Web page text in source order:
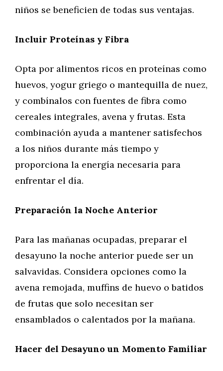
niños se beneficien de todas sus ventajas.
Incluir Proteínas y Fibra
Opta por alimentos ricos en proteínas como
huevos, yogur griego o mantequilla de nuez,
y combínalos con fuentes de fibra como
cereales integrales, avena y frutas. Esta
combinación ayuda a mantener satisfechos
a los niños durante más tiempo y
proporciona la energía necesaria para
enfrentar el día.
Preparación la Noche Anterior
Para las mañanas ocupadas, preparar el
desayuno la noche anterior puede ser un
salvavidas. Considera opciones como la
avena remojada, muffins de huevo o batidos
de frutas que solo necesitan ser
ensamblados o calentados por la mañana.
Hacer del Desayuno un Momento Familiar